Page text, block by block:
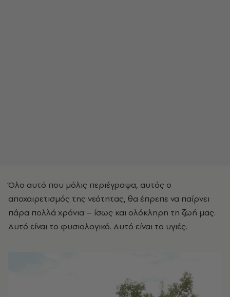
Όλο αυτό που μόλις περιέγραψα, αυτός ο
αποχαιρετισμός της νεότητας, θα έπρεπε να παίρνει
πάρα πολλά χρόνια – ίσως και ολόκληρη τη ζωή μας.
Αυτό είναι το φυσιολογικό. Αυτό είναι το υγιές.